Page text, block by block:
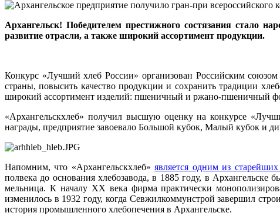
Архангельск! Победителем престижного состязания стало
развитие отрасли, а также широкий ассортимент продукции.
Конкурс «Лучший хлеб России» организован Российским
страны, повысить качество продукции и сохранить традиции
широкий ассортимент изделий: пшеничный и ржано‑пшеничный
«Архангельскхлеб» получил высшую оценку на конкурсе
награды, предприятие завоевало Большой кубок, Малый кубок и
Напомним, что «Архангельскхлеб»является одним из
полвека до основания хлебозавода, в 1885 году, в
мельница. К началу XX века фирма практически
изменилось в 1932 году, когда Севжилкоммунстрой завершил
история промышленного хлебопечения в Архангельске.